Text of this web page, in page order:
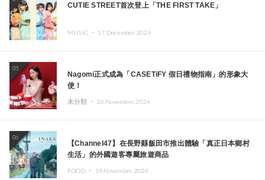
CUTIE STREET首次登上「THE FIRST TAKE」
MUSIC ・ 17.December.2024
05
Nagomi正式成為「CASETiFY 假日禮物指南」的形象大
使！
未分類 ・ 26.November.2024
06
【Channel47】在長野縣飯田市推出體驗「真正日本鄉村
生活」的外國遊客專屬旅遊商品
FOOD ・ 19.November.2024